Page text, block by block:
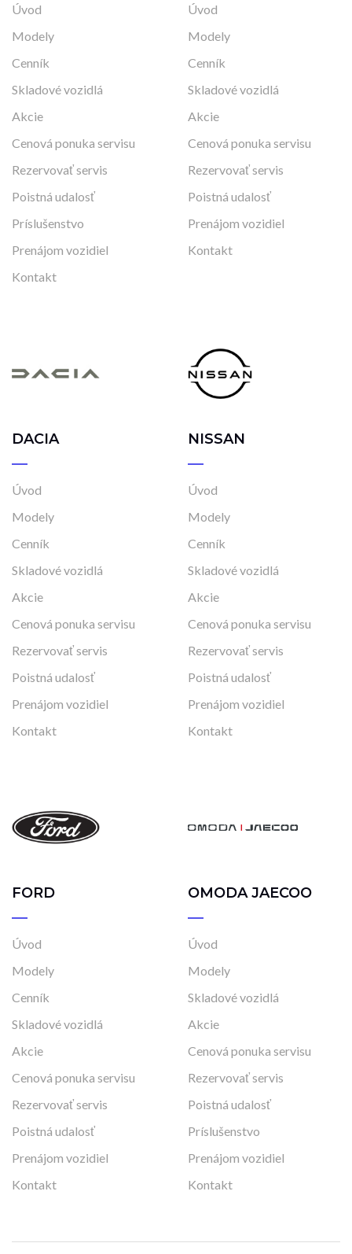
Úvod
Modely
Cenník
Skladové vozidlá
Akcie
Cenová ponuka servisu
Rezervovať servis
Poistná udalosť
Príslušenstvo
Prenájom vozidiel
Kontakt
Úvod
Modely
Cenník
Skladové vozidlá
Akcie
Cenová ponuka servisu
Rezervovať servis
Poistná udalosť
Prenájom vozidiel
Kontakt
DACIA
Úvod
Modely
Cenník
Skladové vozidlá
Akcie
Cenová ponuka servisu
Rezervovať servis
Poistná udalosť
Prenájom vozidiel
Kontakt
NISSAN
Úvod
Modely
Cenník
Skladové vozidlá
Akcie
Cenová ponuka servisu
Rezervovať servis
Poistná udalosť
Prenájom vozidiel
Kontakt
FORD
Úvod
Modely
Cenník
Skladové vozidlá
Akcie
Cenová ponuka servisu
Rezervovať servis
Poistná udalosť
Prenájom vozidiel
Kontakt
OMODA JAECOO
Úvod
Modely
Skladové vozidlá
Akcie
Cenová ponuka servisu
Rezervovať servis
Poistná udalosť
Príslušenstvo
Prenájom vozidiel
Kontakt